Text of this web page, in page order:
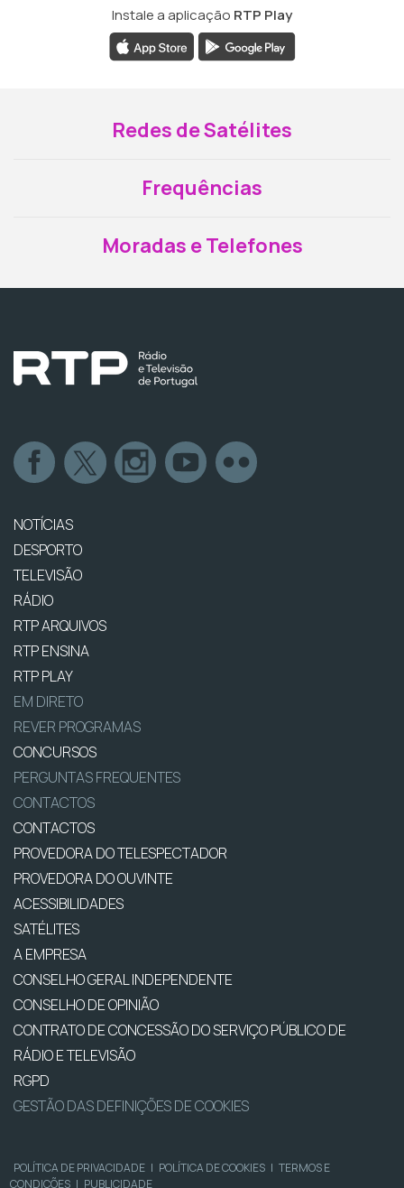
Instale a aplicação RTP Play
Redes de Satélites
Frequências
Moradas e Telefones
NOTÍCIAS
DESPORTO
TELEVISÃO
RÁDIO
RTP ARQUIVOS
RTP ENSINA
RTP PLAY
EM DIRETO
REVER PROGRAMAS
CONCURSOS
PERGUNTAS FREQUENTES
CONTACTOS
CONTACTOS
PROVEDORA DO TELESPECTADOR
PROVEDORA DO OUVINTE
ACESSIBILIDADES
SATÉLITES
A EMPRESA
CONSELHO GERAL INDEPENDENTE
CONSELHO DE OPINIÃO
CONTRATO DE CONCESSÃO DO SERVIÇO PÚBLICO DE
RÁDIO E TELEVISÃO
RGPD
GESTÃO DAS DEFINIÇÕES DE COOKIES
POLÍTICA DE PRIVACIDADE | POLÍTICA DE COOKIES | TERMOS E
CONDIÇÕES | PUBLICIDADE